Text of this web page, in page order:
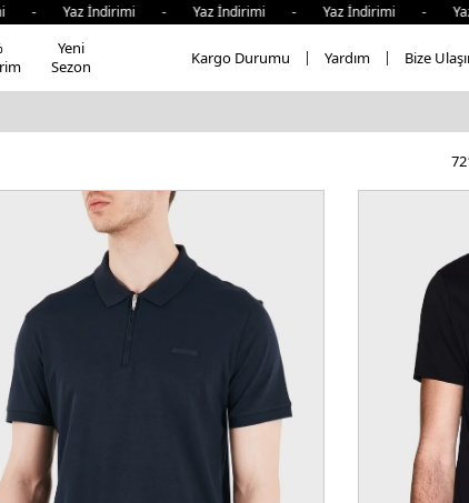
- Yaz İndirimi - Yaz İndirimi - Yaz
Yeni
Sezon
Kargo Durumu Yardım Bize